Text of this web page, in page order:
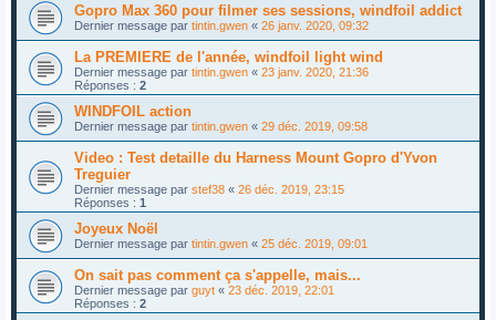
Gopro Max 360 pour filmer ses sessions, windfoil addict
Dernier message par tintin.gwen « 26 janv. 2020, 09:32
La PREMIERE de l'année, windfoil light wind
Dernier message par tintin.gwen « 23 janv. 2020, 21:36
Réponses : 2
WINDFOIL action
Dernier message par tintin.gwen « 29 déc. 2019, 09:58
Video : Test detaille du Harness Mount Gopro d'Yvon
Treguier
Dernier message par stef38 « 26 déc. 2019, 23:15
Réponses : 1
Joyeux Noël
Dernier message par tintin.gwen « 25 déc. 2019, 09:01
On sait pas comment ça s'appelle, mais...
Dernier message par guyt « 23 déc. 2019, 22:01
Réponses : 2